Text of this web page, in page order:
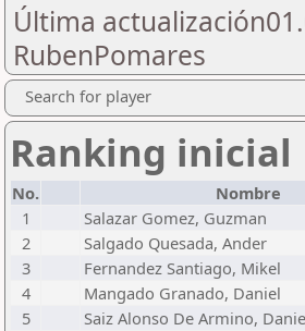
Última
RubenPomares
Search for player
Ranking inicial
No. Nombre
1
Salazar Gomez, Guzman
2
Salgado Quesada, Ander
3
Fernandez Santiago, Mikel
4
Mangado Granado, Daniel
5
Saiz Alonso De Armino,